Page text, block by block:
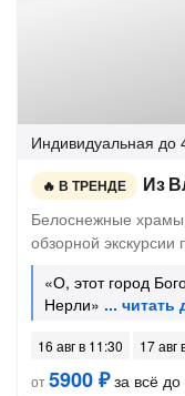
Индивидуальная до
В ТРЕНДЕ Из
Белоснежные
обзорной
«О, этот город
Нерли»
16 авг в 11:30
17 авг
от5900 ₽за всё до